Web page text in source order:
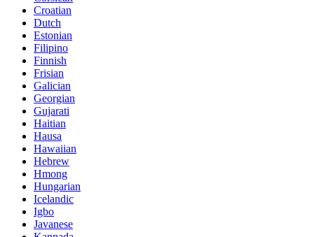
Croatian
Dutch
Estonian
Filipino
Finnish
Frisian
Galician
Georgian
Gujarati
Haitian
Hausa
Hawaiian
Hebrew
Hmong
Hungarian
Icelandic
Igbo
Javanese